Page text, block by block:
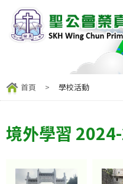
首頁 > 學校活動
境外學習